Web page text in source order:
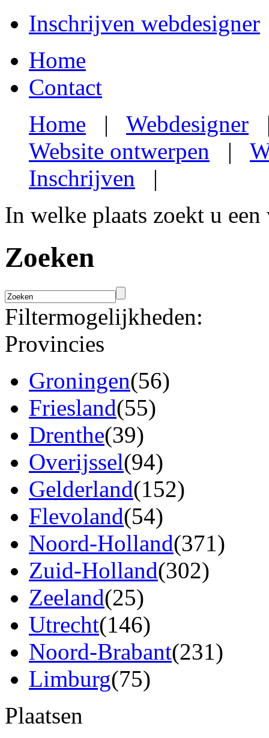
Inschrijven webdesigner
Home
Contact
Home | Webdesigner
Website ontwerpen |
Inschrijven |
In welke plaats zoekt u een
Zoeken
Filtermogelijkheden:
Provincies
Groningen(56)
Friesland(55)
Drenthe(39)
Overijssel(94)
Gelderland(152)
Flevoland(54)
Noord-Holland(371)
Zuid-Holland(302)
Zeeland(25)
Utrecht(146)
Noord-Brabant(231)
Limburg(75)
Plaatsen